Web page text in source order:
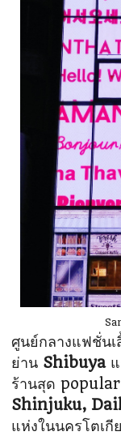
ศูนย์กลางแฟชั่น
ย่าน Shibuyaแ
ร้านสุด popular
Shinjuku,
แห่งในนครโตเกี